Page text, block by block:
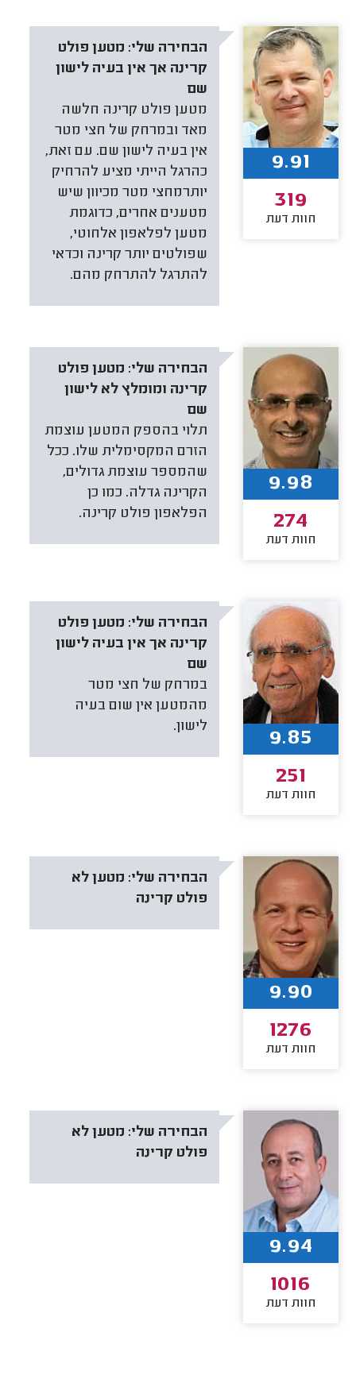
הבחירה שלי: מטען פולט
קרינה אך אין בעיה לישון
שם
מטען פולט קרינה חלשה
מאד ובמרחק של חצי מטר
אין בעיה לישון שם. עם זאת,
כהרגל הייתי מציע להרחיק
יותרמחצי מטר מכיוון שיש
מטענים אחרים, כדוגמת
מטען לפלאפון אלחוטי,
שפולטים יותר קרינה וכדאי
להתרגל להתרחק מהם.
9.91
319
חוות דעת
הבחירה שלי: מטען פולט
קרינה ומומלץ לא לישון
שם
תלוי בהספק המטען עוצמת
הזרם המקסימלית שלו. ככל
שהמספר עוצמת גדולים,
הקרינה גדלה. כמו כן
הפלאפון פולט קרינה.
9.98
274
חוות דעת
הבחירה שלי: מטען פולט
קרינה אך אין בעיה לישון
שם
במרחק של חצי מטר
מהמטען אין שום בעיה
לישון.
9.85
251
חוות דעת
הבחירה שלי: מטען לא
פולט קרינה
9.90
1276
חוות דעת
הבחירה שלי: מטען לא
פולט קרינה
9.94
1016
חוות דעת